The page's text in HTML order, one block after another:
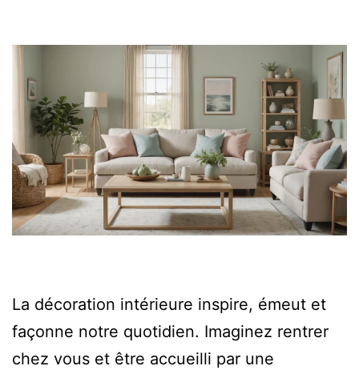
La décoration intérieure inspire, émeut et
façonne notre quotidien. Imaginez rentrer
chez vous et être accueilli par une